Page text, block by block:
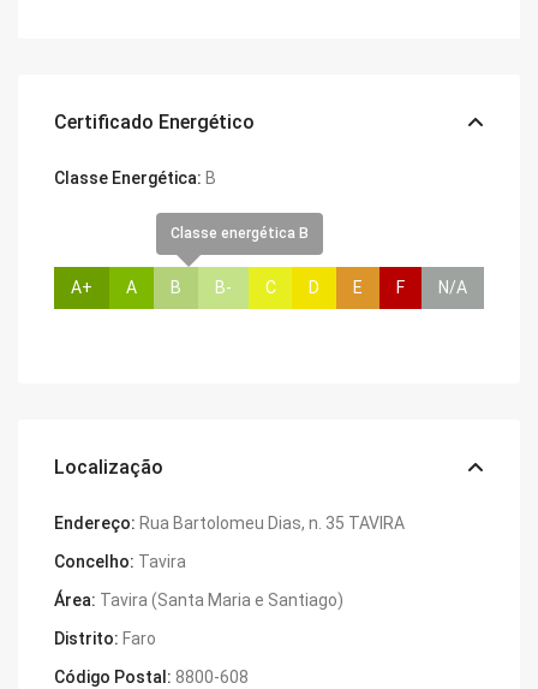
Certificado Energético
Classe Energética: B
A+ A
Classe energética B
B B- C D E F N/A
Localização
Endereço: Rua Bartolomeu Dias, n. 35 TAVIRA
Concelho: Tavira
Área: Tavira (Santa Maria e Santiago)
Distrito: Faro
Código Postal: 8800-608